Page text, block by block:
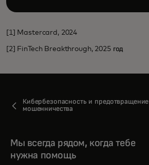
[1] Mastercard, 2024
[2] FinTech Breakthrough, 2025 год
Кибербезопасность и предотвращение
мошенничества
Мы всегда рядом, когда тебе
нужна помощь